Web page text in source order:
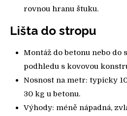
rovnou hranu štuku.
Lišta do stropu
Montáž do betonu nebo do
podhledu s kovovou
Nosnost na metr: typicky
30 kg u betonu.
Výhody: méně nápadná,